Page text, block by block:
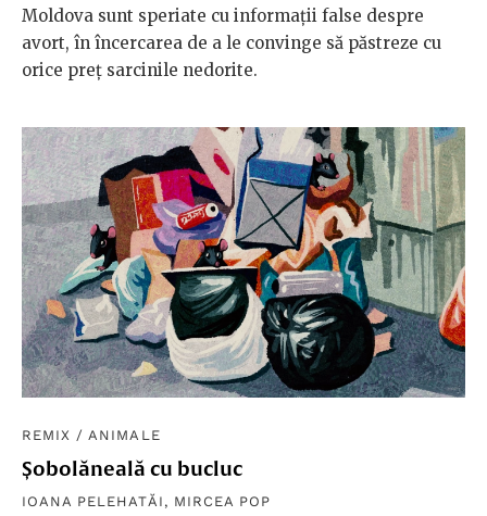
Moldova sunt speriate cu informații false despre
avort, în încercarea de a le convinge să păstreze cu
orice preț sarcinile nedorite.
REMIX /ANIMALE
Șobolăneală cu bucluc
IOANA PELEHATĂI , MIRCEA POP